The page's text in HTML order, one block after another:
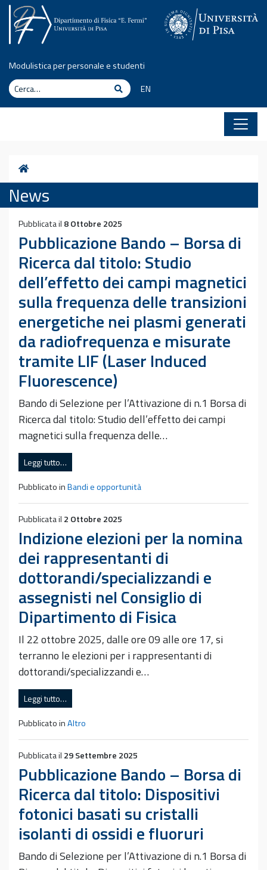
Vai al contenuto
Modulistica per personale e studenti
Cerca
CercaEN
Home
News
Pubblicata il 8 Ottobre 2025
Pubblicazione Bando – Borsa di
Ricerca dal titolo: Studio
dell’effetto dei campi magnetici
sulla frequenza delle transizioni
energetiche nei plasmi generati
da radiofrequenza e misurate
tramite LIF (Laser Induced
Fluorescence)
Bando di Selezione per l’Attivazione di n.1 Borsa di
Ricerca dal titolo: Studio dell’effetto dei campi
magnetici sulla frequenza delle…
Leggi tutto…
Pubblicato inBandi e opportunità
Pubblicata il 2 Ottobre 2025
Indizione elezioni per la nomina
dei rappresentanti di
dottorandi/specializzandi e
assegnisti nel Consiglio di
Dipartimento di Fisica
Il 22 ottobre 2025, dalle ore 09 alle ore 17, si
terranno le elezioni per i rappresentanti di
dottorandi/specializzandi e…
Leggi tutto…
Pubblicato inAltro
Pubblicata il 29 Settembre 2025
Pubblicazione Bando – Borsa di
Ricerca dal titolo: Dispositivi
fotonici basati su cristalli
isolanti di ossidi e fluoruri
Bando di Selezione per l’Attivazione di n.1 Borsa di